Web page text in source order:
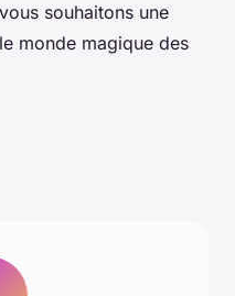
souhaitons une
monde magique des